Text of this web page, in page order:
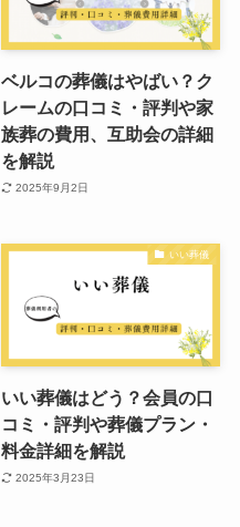
ベルコの葬儀はやばい？ク
レームの口コミ・評判や家
族葬の費用、互助会の詳細
を解説
2025年9月2日
いい葬儀
いい葬儀はどう？会員の口
コミ・評判や葬儀プラン・
料金詳細を解説
2025年3月23日